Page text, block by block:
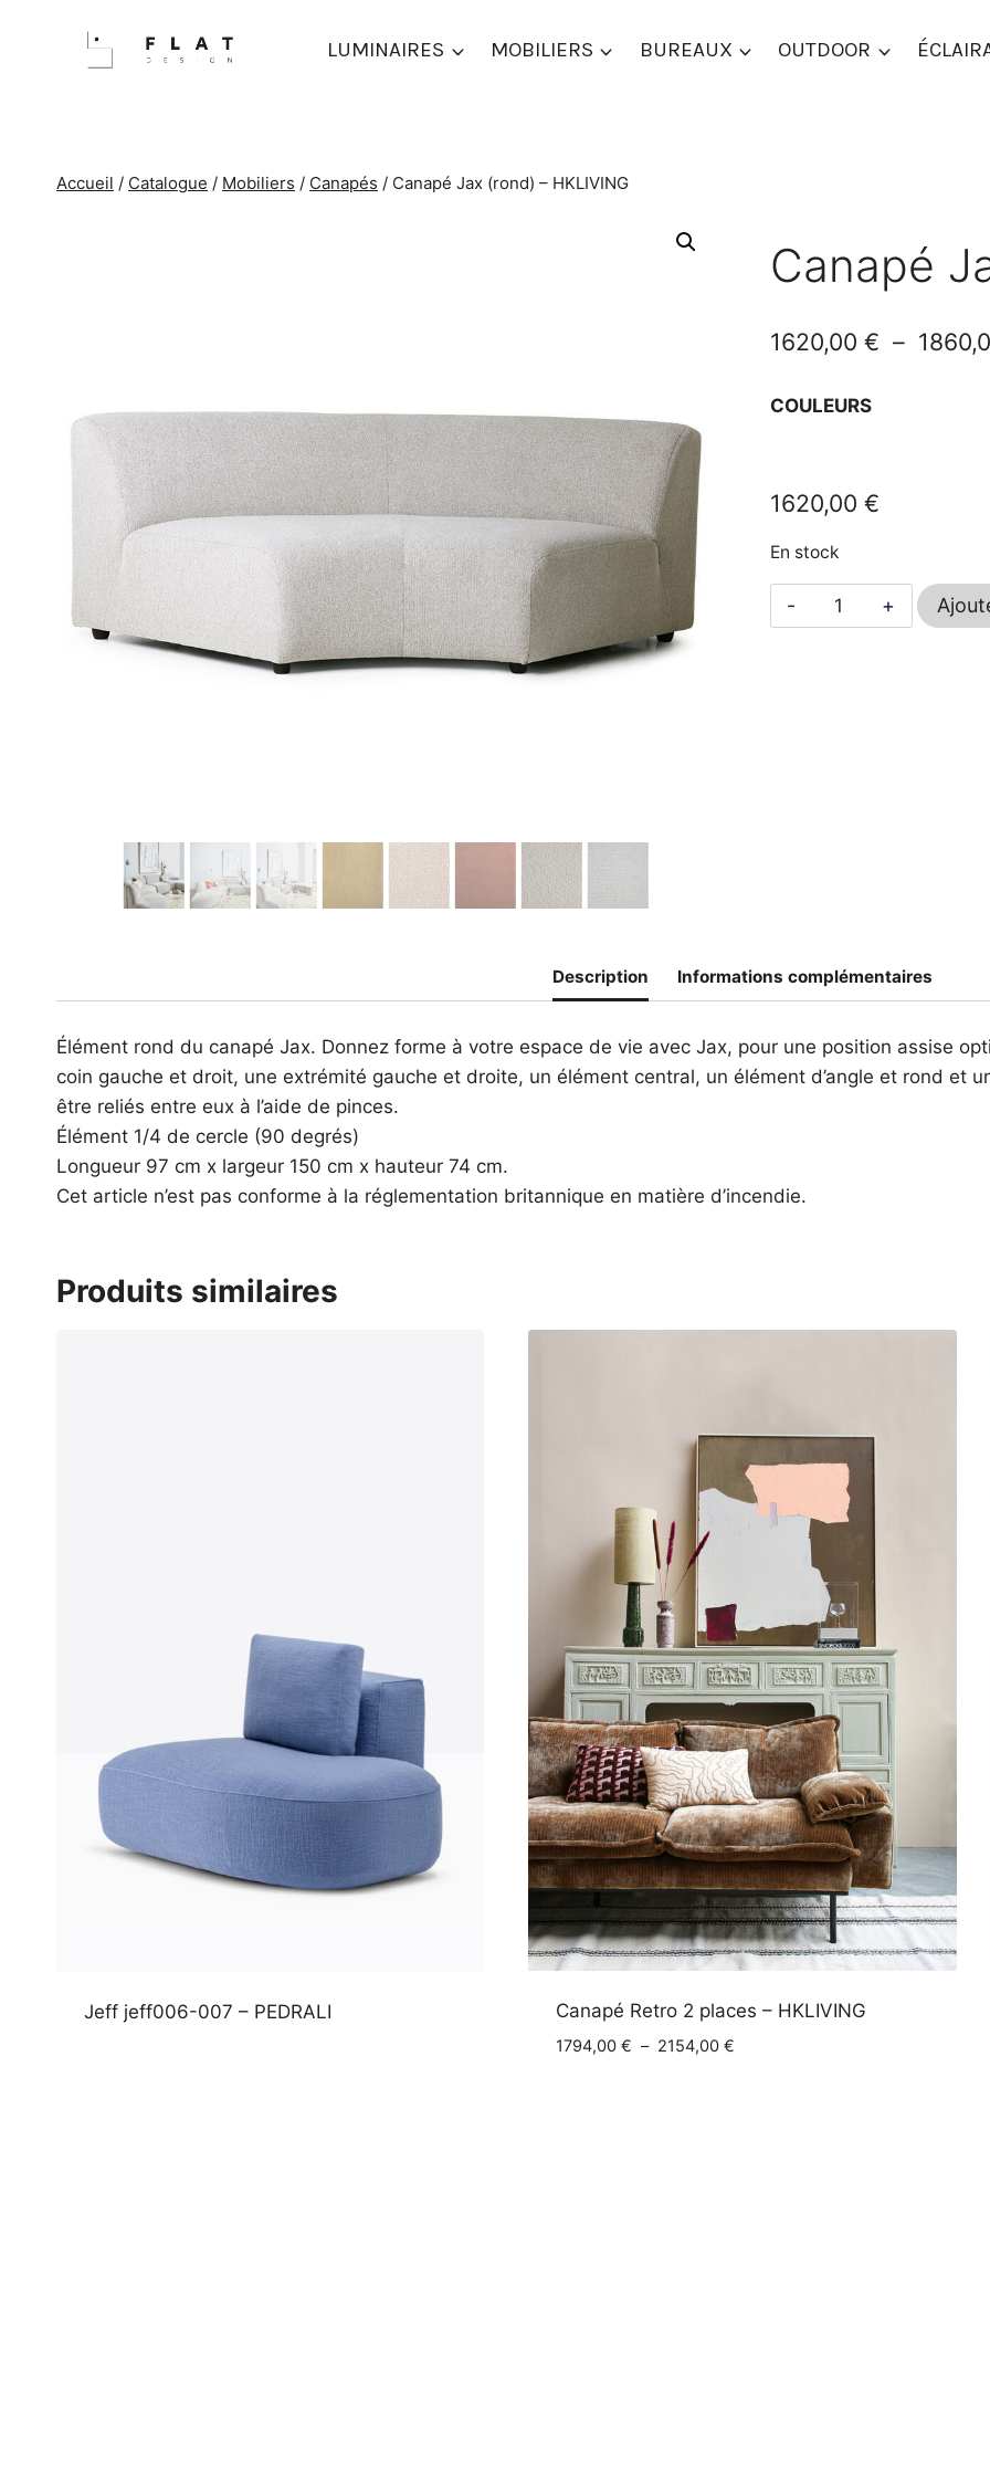
LUMINAIRES MOBILIERS BUREAUX OUTDOOR
Accueil / Catalogue / Mobiliers / Canapés / Canapé Jax (rond) – HKLIVING
Canapé
1620,00 € –
COULEURS
1620,00 €
En stock
quantité
de
Description Informations complémentaires
Élément rond du canapé Jax. Donnez forme à votre espace de vie avec Jax, pour une position assise
coin gauche et droit, une extrémité gauche et droite, un élément central, un élément d’angle et rond et
être reliés entre eux à l’aide de pinces.
Élément 1/4 de cercle (90 degrés)
Longueur 97 cm x largeur 150 cm x hauteur 74 cm.
Cet article n’est pas conforme à la réglementation britannique en matière d’incendie.
Produits similaires
Jeff jeff006-007 – PEDRALI Canapé Retro 2 places – HKLIVING
1794,00 € – 2154,00 €Plage